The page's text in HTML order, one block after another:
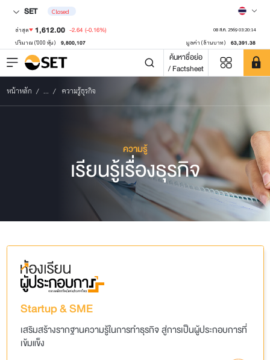
SET Closed
ล่าสุด 1,612.00 -2.64 (-0.16%) 08 ส.ค. 2569 03:20:14
ปริมาณ ('000 หุ้น) 9,800,107 มูลค่า (ล้านบาท) 63,391.38
ค้นหาชื่อย่อ
/ Factsheet
หน้าหลัก ... ความรู้ธุรกิจ
ความรู้
เรียนรู้เรื่องธุรกิจ
Startup & SME
เสริมสร้างรากฐานความรู้ในการทำธุรกิจ สู่การเป็นผู้ประกอบการที่
เข้มแข็ง